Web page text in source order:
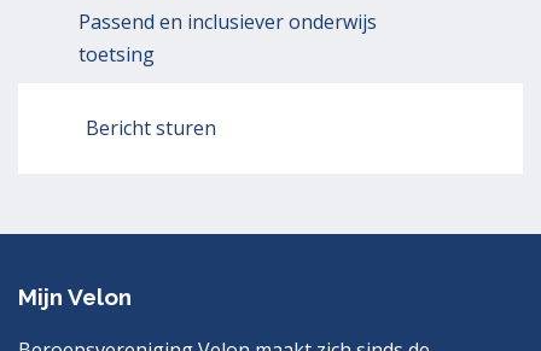
Passend en inclusiever onderwijs
toetsing
Bericht sturen
Mijn Velon